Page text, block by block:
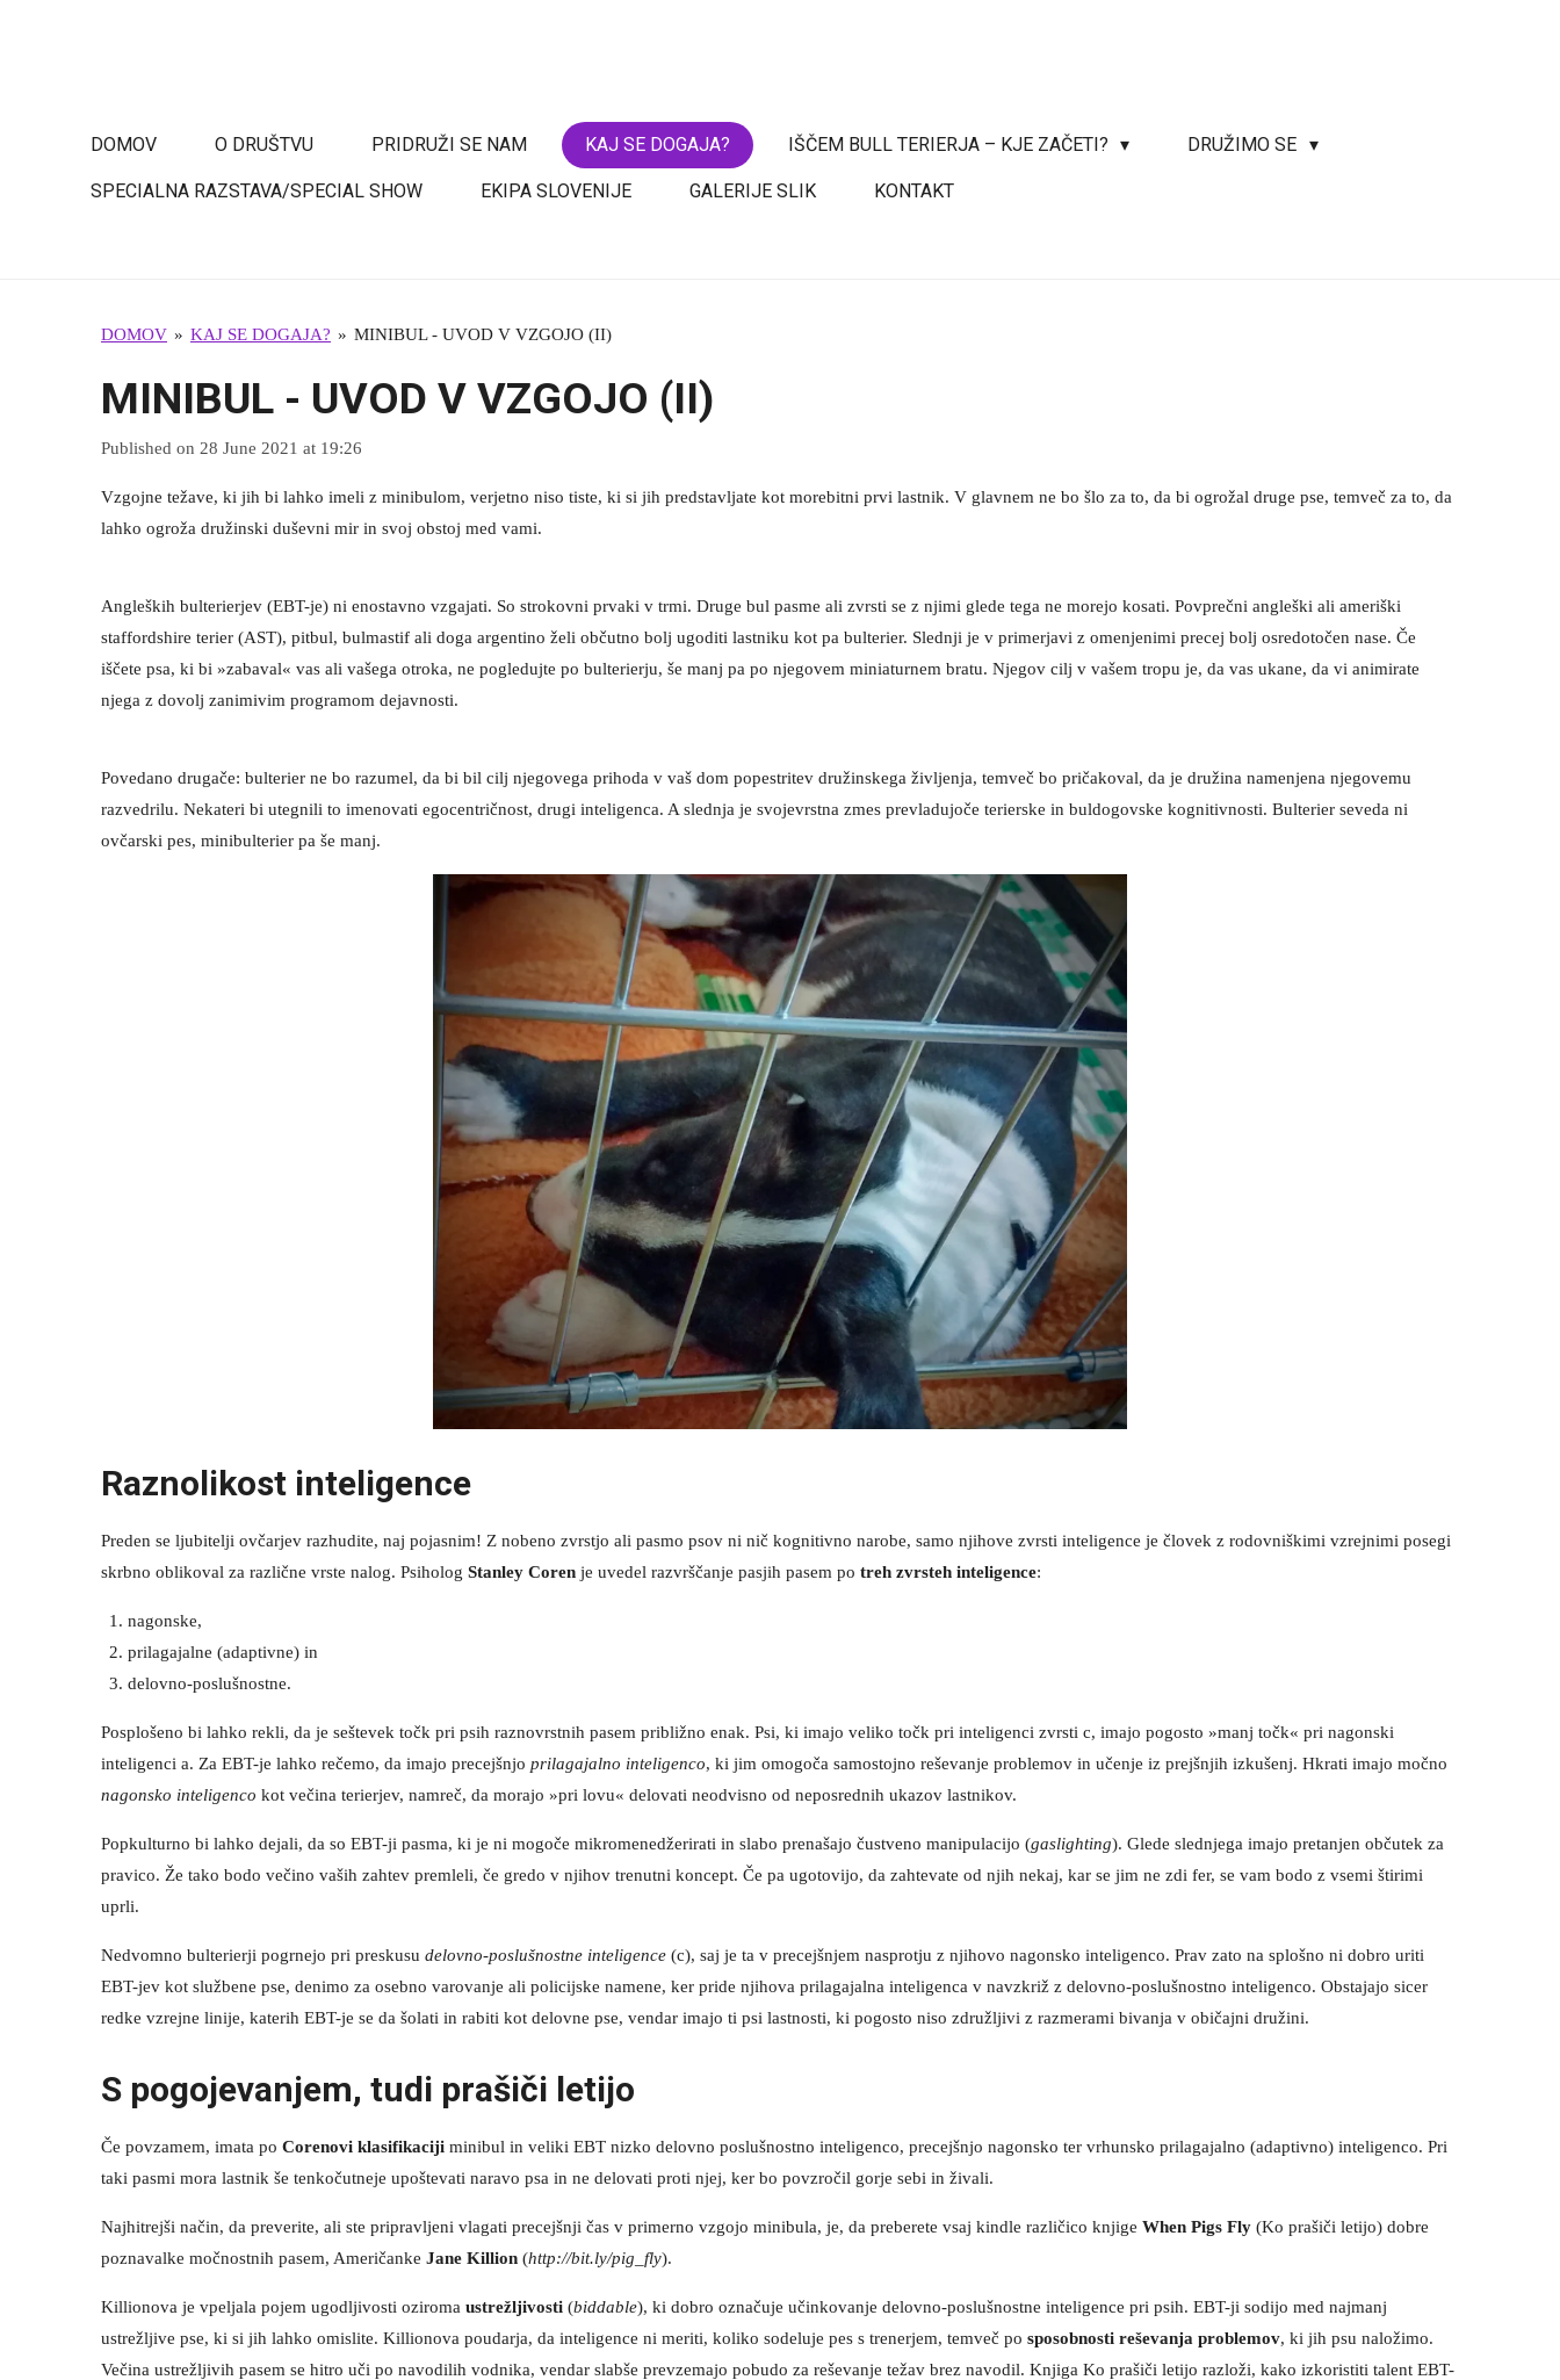
DOMOV O DRUŠTVU PRIDRUŽI SE NAM KAJ SE DOGAJA? IŠČEM BULL TERIERJA – KJE ZAČETI? DRUŽIMO SE
SPECIALNA RAZSTAVA/SPECIAL SHOW EKIPA SLOVENIJE GALERIJE SLIK KONTAKT
DOMOV » KAJ SE DOGAJA? » MINIBUL - UVOD V VZGOJO (II)
MINIBUL - UVOD V VZGOJO (II)
Published on 28 June 2021 at 19:26
Vzgojne težave, ki jih bi lahko imeli z minibulom, verjetno niso tiste, ki si jih predstavljate kot morebitni prvi lastnik. V glavnem ne bo šlo za to, da bi ogrožal druge pse, temveč za to, da
lahko ogroža družinski duševni mir in svoj obstoj med vami.
Angleških bulterierjev (EBT-je) ni enostavno vzgajati. So strokovni prvaki v trmi. Druge bul pasme ali zvrsti se z njimi glede tega ne morejo kosati. Povprečni angleški ali ameriški
staffordshire terier (AST), pitbul, bulmastif ali doga argentino želi občutno bolj ugoditi lastniku kot pa bulterier. Slednji je v primerjavi z omenjenimi precej bolj osredotočen nase. Če
iščete psa, ki bi »zabaval« vas ali vašega otroka, ne pogledujte po bulterierju, še manj pa po njegovem miniaturnem bratu. Njegov cilj v vašem tropu je, da vas ukane, da vi animirate
njega z dovolj zanimivim programom dejavnosti.
Povedano drugače: bulterier ne bo razumel, da bi bil cilj njegovega prihoda v vaš dom popestritev družinskega življenja, temveč bo pričakoval, da je družina namenjena njegovemu
razvedrilu. Nekateri bi utegnili to imenovati egocentričnost, drugi inteligenca. A slednja je svojevrstna zmes prevladujoče terierske in buldogovske kognitivnosti. Bulterier seveda ni
ovčarski pes, minibulterier pa še manj.
Raznolikost inteligence
Preden se ljubitelji ovčarjev razhudite, naj pojasnim! Z nobeno zvrstjo ali pasmo psov ni nič kognitivno narobe, samo njihove zvrsti inteligence je človek z rodovniškimi vzrejnimi posegi
skrbno oblikoval za različne vrste nalog. Psiholog Stanley Coren je uvedel razvrščanje pasjih pasem po treh zvrsteh inteligence:
nagonske,
prilagajalne (adaptivne) in
delovno-poslušnostne.
Posplošeno bi lahko rekli, da je seštevek točk pri psih raznovrstnih pasem približno enak. Psi, ki imajo veliko točk pri inteligenci zvrsti c, imajo pogosto »manj točk« pri nagonski
inteligenci a. Za EBT-je lahko rečemo, da imajo precejšnjo prilagajalno inteligenco, ki jim omogoča samostojno reševanje problemov in učenje iz prejšnjih izkušenj. Hkrati imajo močno
nagonsko inteligenco kot večina terierjev, namreč, da morajo »pri lovu« delovati neodvisno od neposrednih ukazov lastnikov.
Popkulturno bi lahko dejali, da so EBT-ji pasma, ki je ni mogoče mikromenedžerirati in slabo prenašajo čustveno manipulacijo (gaslighting). Glede slednjega imajo pretanjen občutek za
pravico. Že tako bodo večino vaših zahtev premleli, če gredo v njihov trenutni koncept. Če pa ugotovijo, da zahtevate od njih nekaj, kar se jim ne zdi fer, se vam bodo z vsemi štirimi
uprli.
Nedvomno bulterierji pogrnejo pri preskusu delovno-poslušnostne inteligence (c), saj je ta v precejšnjem nasprotju z njihovo nagonsko inteligenco. Prav zato na splošno ni dobro uriti
EBT-jev kot službene pse, denimo za osebno varovanje ali policijske namene, ker pride njihova prilagajalna inteligenca v navzkriž z delovno-poslušnostno inteligenco. Obstajajo sicer
redke vzrejne linije, katerih EBT-je se da šolati in rabiti kot delovne pse, vendar imajo ti psi lastnosti, ki pogosto niso združljivi z razmerami bivanja v običajni družini.
S pogojevanjem, tudi prašiči letijo
Če povzamem, imata po Corenovi klasifikaciji minibul in veliki EBT nizko delovno poslušnostno inteligenco, precejšnjo nagonsko ter vrhunsko prilagajalno (adaptivno) inteligenco. Pri
taki pasmi mora lastnik še tenkočutneje upoštevati naravo psa in ne delovati proti njej, ker bo povzročil gorje sebi in živali.
Najhitrejši način, da preverite, ali ste pripravljeni vlagati precejšnji čas v primerno vzgojo minibula, je, da preberete vsaj kindle različico knjige When Pigs Fly (Ko prašiči letijo) dobre
poznavalke močnostnih pasem, Američanke Jane Killion (http://bit.ly/pig_fly).
Killionova je vpeljala pojem ugodljivosti oziroma ustrežljivosti (biddable), ki dobro označuje učinkovanje delovno-poslušnostne inteligence pri psih. EBT-ji sodijo med najmanj
ustrežljive pse, ki si jih lahko omislite. Killionova poudarja, da inteligence ni meriti, koliko sodeluje pes s trenerjem, temveč po sposobnosti reševanja problemov, ki jih psu naložimo.
Večina ustrežljivih pasem se hitro uči po navodilih vodnika, vendar slabše prevzemajo pobudo za reševanje težav brez navodil. Knjiga Ko prašiči letijo razloži, kako izkoristiti talent EBT-